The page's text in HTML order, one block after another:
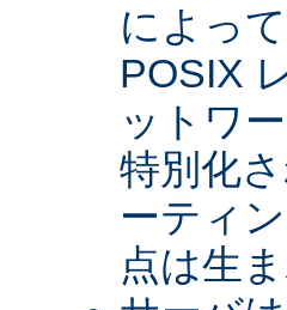
によっ
POSIX
ットワ
特別化
ーティ
点は生